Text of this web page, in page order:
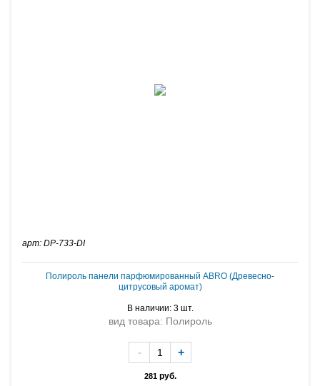
арт: DP-733-DI
Полироль панели парфюмированный ABRO (Древесно-
цитрусовый аромат)
В наличии: 3 шт.
вид товара: Полироль
281руб.
- +